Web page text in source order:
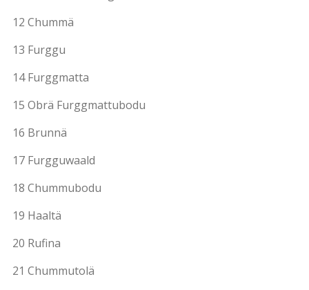
12 Chummä
13 Furggu
14 Furggmatta
15 Obrä Furggmattubodu
16 Brunnä
17 Furgguwaald
18 Chummubodu
19 Haaltä
20 Rufina
21 Chummutolä